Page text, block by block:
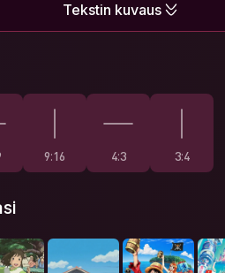
Tekstin kuvaus
9:16 4:3 3:4